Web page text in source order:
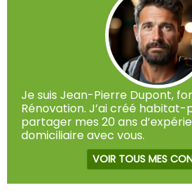
Je suis Jean-Pierre Dupont,
Rénovation. J’ai créé
partager mes 20 ans
domiciliaire avec vous.
VOIR TOUS MES